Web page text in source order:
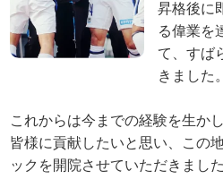
昇格後に
る偉業を
て、すば
きました。
これからは今までの経験を生か
皆様に貢献したいと思い、この
ックを開院させていただきました